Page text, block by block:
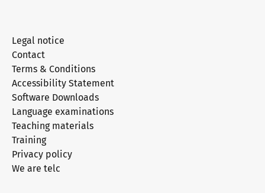
Legal notice
Contact
Terms & Conditions
Accessibility Statement
Software Downloads
Language examinations
Teaching materials
Training
Privacy policy
We are telc